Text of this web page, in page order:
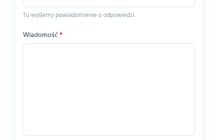
Tu wyślemy powiadomienie o odpowiedzi.
Wiadomość *